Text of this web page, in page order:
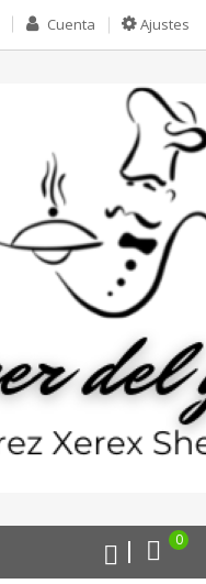
Ajustes
Cuenta
0